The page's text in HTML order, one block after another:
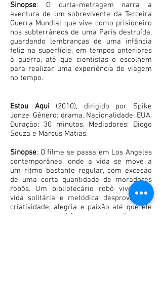
​Sinopse: O curta-metragem narra a
aventura de um sobrevivente da Terceira
Guerra Mundial que vive como prisioneiro
nos subterrâneos de uma Paris destruída,
guardando lembranças de uma infância
feliz na superfície, em tempos anteriores
à guerra, até que cientistas o escolhem
para realizar uma experiência de viagem
no tempo.
​​​​Estou Aqui (2010), dirigido por Spike
Jonze. Gênero: drama. Nacionalidade: EUA.
Duração: 30 minutos. Mediadores: Diogo
Souza e Marcus Matias.
​Sinopse: O filme se passa em Los Angeles
contemporânea, onde a vida se move a
um ritmo bastante regular, com exceção
de uma certa quantidade de moradores
robôs. Um bibliotecário robô vive uma
vida solitária e metódica desprovida de
criatividade, alegria e paixão até que ele
encontra uma robô aventureira e livre que